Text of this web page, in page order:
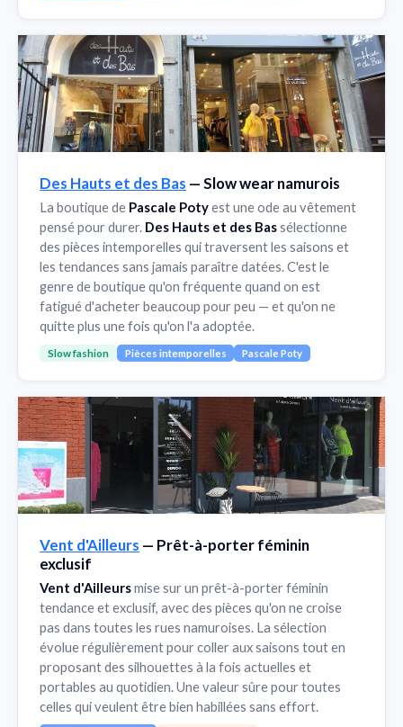
Des Hauts et des Bas — Slow wear namurois
La boutique de Pascale Potyest une ode au vêtement
pensé pour durer. Des Hauts et des Bassélectionne
des pièces intemporelles qui traversent les saisons et
les tendances sans jamais paraître datées. C'est le
genre de boutique qu'on fréquente quand on est
fatigué d'acheter beaucoup pour peu — et qu'on ne
quitte plus une fois qu'on l'a adoptée.
Slow fashion Pièces intemporelles Pascale Poty
Vent d'Ailleurs — Prêt-à-porter féminin
exclusif
Vent d'Ailleursmise sur un prêt-à-porter féminin
tendance et exclusif, avec des pièces qu'on ne croise
pas dans toutes les rues namuroises. La sélection
évolue régulièrement pour coller aux saisons tout en
proposant des silhouettes à la fois actuelles et
portables au quotidien. Une valeur sûre pour toutes
celles qui veulent être bien habillées sans effort.